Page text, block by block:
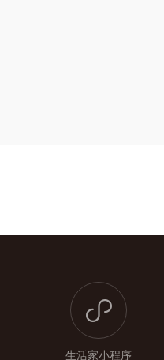
生活家小程序